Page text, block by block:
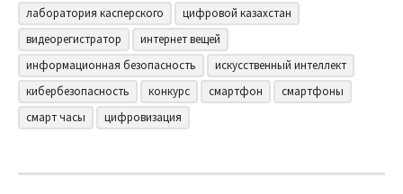
лаборатория касперского
цифровой казахстан
видеорегистратор
интернет вещей
информационная безопасность
искусственный интеллект
кибербезопасность
конкурс смартфон
смартфоны
смарт часы
цифровизация